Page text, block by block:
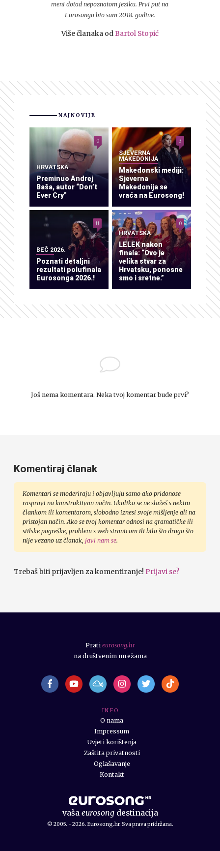
meni dotad nepoznatom jeziku. Prvi put na
Eurosongu bio sam 2018. godine.
Više članaka odBartol Stopić
NAJNOVIJE
HRVATSKA
Preminuo Andrej
Baša, autor “Don’t
Ever Cry”
0
SJEVERNA
MAKEDONIJA
Makedonski mediji:
Sjeverna
Makedonija se
vraća na Eurosong!
3
BEČ 2026.
Poznati detaljni
rezultati polufinala
Eurosonga 2026.!
11
HRVATSKA
LELEK nakon
finala: “Ovo je
velika stvar za
Hrvatsku, ponosne
smo i sretne.”
0
Još nema komentara. Neka tvoj komentar bude prvi?
Komentiraj članak
Komentari se moderiraju i objavljuju samo ako pridonose
raspravi na konstruktivan način. Ukoliko se ne slažeš s nekim
člankom ili komentarom, slobodno iznesi svoje mišljenje ali na
pristojan način. Ako se tvoj komentar odnosi na gramatičke ili
stilske pogreške, problem s web stranicom ili bilo što drugo što
nije vezano uz članak, javi nam se.
Trebaš biti prijavljen za komentiranje! Prijavi se?
vaša eurosongdestinacija
© 2005. - 2026. Eurosong.hr. Sva prava pridržana.
I N F O
O nama
Impressum
Uvjeti korištenja
Zaštita privatnosti
Oglašavanje
Kontakt
Prati eurosong.hr
na društvenim mrežama